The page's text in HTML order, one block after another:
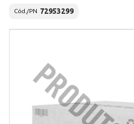
Cód./PN 72953299